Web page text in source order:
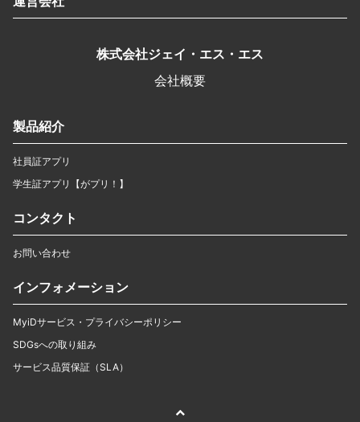
株式会社ジェイ・エス・エス
会社概要
製品紹介
社員証アプリ
学生証アプリ【がプリ！】
コンタクト
お問い合わせ
インフォメーション
MyiDサービス・プライバシーポリシー
SDGsへの取り組み
サービス品質保証（SLA）